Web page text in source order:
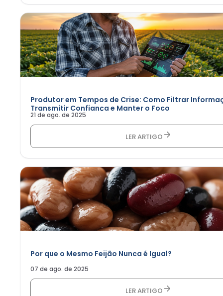
Produtor em Tempos de Crise: Como Filtrar
Transmitir Confiança e Manter o Foco
21 de ago. de 2025
LER ARTIGO
Por que o Mesmo Feijão Nunca é Igual?
07 de ago. de 2025
LER ARTIGO